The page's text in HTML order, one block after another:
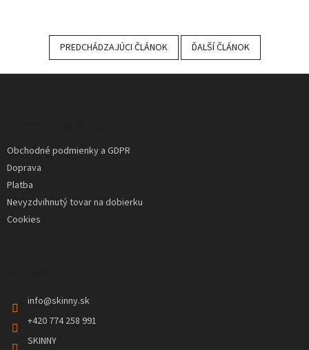
PREDCHÁDZAJÚCI ČLÁNOK ĎALŠÍ ČLÁNOK
Z
Obchodné podmienky a GDPR
Doprava
Platba
Nevyzdvihnutý tovar na dobierku
Cookies
info@skinny.sk
+420 774 258 991
SKINNY